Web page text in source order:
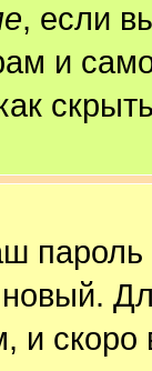
, если
и
и